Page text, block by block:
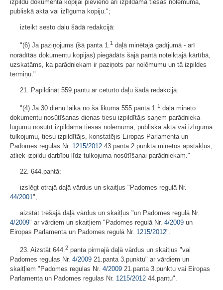
izpildu dokumenta kopijai pievieno arī izpildāmā tiesas nolēmuma,
publiskā akta vai izlīguma kopiju.";
izteikt sesto daļu šādā redakcijā:
"(6) Ja paziņojums (šā panta 1.1 daļā minētajā gadījumā - arī
norādītās dokumentu kopijas) piegādāts šajā pantā noteiktajā kārtībā,
uzskatāms, ka parādniekam ir paziņots par nolēmumu un tā izpildes
termiņu."
21. Papildināt 559.pantu ar ceturto daļu šādā redakcijā:
"(4) Ja 30 dienu laikā no šā likuma 555.panta 1. 1 daļā minēto
dokumentu nosūtīšanas dienas tiesu izpildītājs saņem parādnieka
lūgumu nosūtīt izpildāmā tiesas nolēmuma, publiskā akta vai izlīguma
tulkojumu, tiesu izpildītājs, konstatējis Eiropas Parlamenta un
Padomes regulas Nr. 1215/2012 43.panta 2.punktā minētos apstākļus,
atliek izpildu darbību līdz tulkojuma nosūtīšanai parādniekam."
22. 644.pantā:
izslēgt otrajā daļā vārdus un skaitļus "Padomes regulā Nr.
44/2001 ";
aizstāt trešajā daļā vārdus un skaitļus "un Padomes regulā Nr.
4/2009" ar vārdiem un skaitļiem "Padomes regulā Nr. 4/2009 un
Eiropas Parlamenta un Padomes regulā Nr. 1215/2012".
23. Aizstāt 644.2 panta pirmajā daļā vārdus un skaitļus "vai
Padomes regulas Nr. 4/2009 21.panta 3.punktu" ar vārdiem un
skaitļiem "Padomes regulas Nr. 4/2009 21.panta 3.punktu vai Eiropas
Parlamenta un Padomes regulas Nr. 1215/2012 44.pantu".